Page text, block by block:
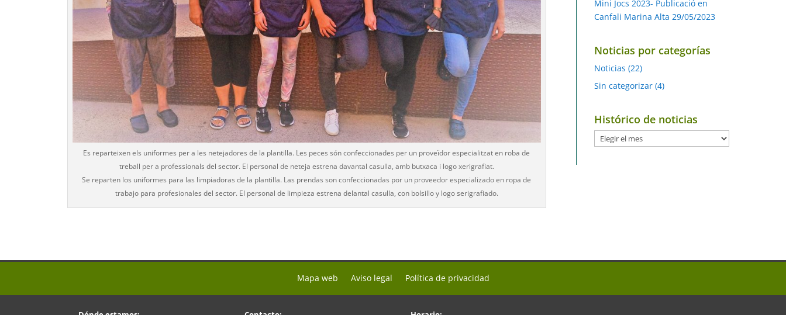
Es reparteixen els uniformes per a les netejadores de la plantilla. Les peces són confeccionades per un proveïdor especialitzat en roba de
treball per a professionals del sector. El personal de neteja estrena davantal casulla, amb butxaca i logo xerigrafiat.
Se reparten los uniformes para las limpiadoras de la plantilla. Las prendas son confeccionadas por un proveedor especializado en ropa de
trabajo para profesionales del sector. El personal de limpieza estrena delantal casulla, con bolsillo y logo serigrafiado.
Mini Jocs 2023- Publicació en
Canfali Marina Alta 29/05/2023
Noticias por categorías
Noticias (22)
Sin categorizar (4)
Histórico de noticias
Histórico
de
Mapa web Aviso legal Política de privacidad